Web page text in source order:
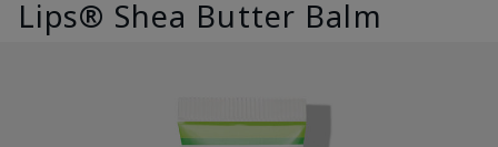
Lips® Shea Butter Balm